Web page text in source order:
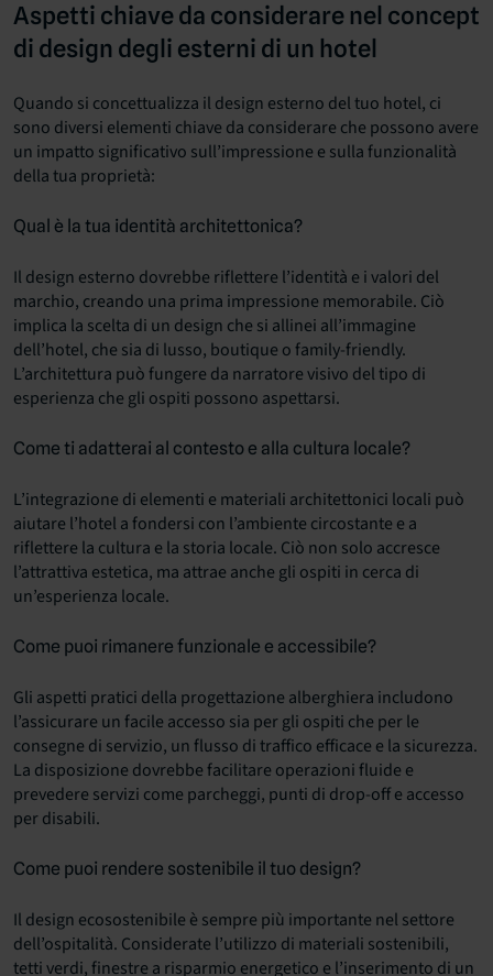
Aspetti chiave da considerare nel concept
di design degli esterni di un hotel
Quando si concettualizza il design esterno del tuo hotel, ci
sono diversi elementi chiave da considerare che possono avere
un impatto significativo sull’impressione e sulla funzionalità
della tua proprietà:
Qual è la tua identità architettonica?
Il design esterno dovrebbe riflettere l’identità e i valori del
marchio, creando una prima impressione memorabile. Ciò
implica la scelta di un design che si allinei all’immagine
dell’hotel, che sia di lusso, boutique o family-friendly.
L’architettura può fungere da narratore visivo del tipo di
esperienza che gli ospiti possono aspettarsi.
Come ti adatterai al contesto e alla cultura locale?
L’integrazione di elementi e materiali architettonici locali può
aiutare l’hotel a fondersi con l’ambiente circostante e a
riflettere la cultura e la storia locale. Ciò non solo accresce
l’attrattiva estetica, ma attrae anche gli ospiti in cerca di
un’esperienza locale.
Come puoi rimanere funzionale e accessibile?
Gli aspetti pratici della progettazione alberghiera includono
l’assicurare un facile accesso sia per gli ospiti che per le
consegne di servizio, un flusso di traffico efficace e la sicurezza.
La disposizione dovrebbe facilitare operazioni fluide e
prevedere servizi come parcheggi, punti di drop-off e accesso
per disabili.
Come puoi rendere sostenibile il tuo design?
Il design ecosostenibile è sempre più importante nel settore
dell’ospitalità. Considerate l’utilizzo di materiali sostenibili,
tetti verdi, finestre a risparmio energetico e l’inserimento di un